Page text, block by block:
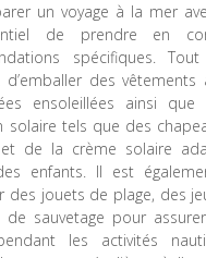
un voyage à la mer
de prendre en
spécifiques.
des
ensoleillées ainsi
solaire tels que des
de la crème solaire
enfants. Il est
des jouets de plage, des
de sauvetage pour
les activités